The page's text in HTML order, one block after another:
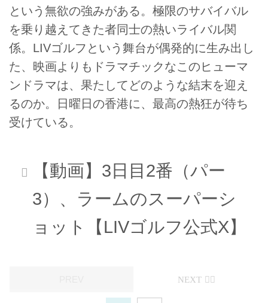
という無欲の強みがある。極限のサバイバル
を乗り越えてきた者同士の熱いライバル関
係。LIVゴルフという舞台が偶発的に生み出し
た、映画よりもドラマチックなこのヒューマ
ンドラマは、果たしてどのような結末を迎え
るのか。日曜日の香港に、最高の熱狂が待ち
受けている。
【動画】3日目2番（パー
3）、ラームのスーパーシ
ョット【LIVゴルフ公式X】